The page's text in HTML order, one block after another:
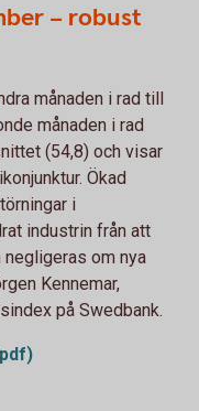
– robust
månaden i rad till
månaden i rad
(54,8) och visar
Ökad
i
industrin från att
negligeras om nya
Kennemar,
på Swedbank.